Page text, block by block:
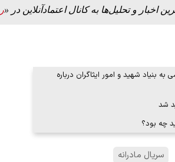
اخبار و تحلیل‌ها به کانال اعتمادآنلاین در «
بنیاد شهید و امور ایثاگران درباره
شد
چه بود؟
سریال مادرانه
از زاویه جدید